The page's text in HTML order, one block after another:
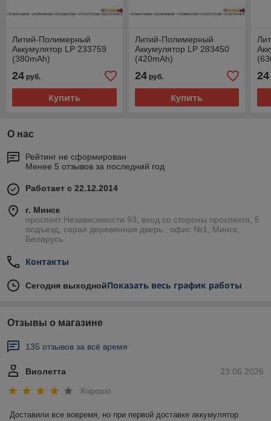
Литий-Полимерный
Аккумулятор LP 233759
(380mAh)
24 руб.
Купить
Литий-Полимерный
Аккумулятор LP 283450
(420mAh)
24руб.
Купить
24
О нас
Рейтинг не сформирован
Менее 5 отзывов за последний год
Работает с 22.12.2014
г. Минск
проспект Независимости 93, вход со стороны проспекта, 5
подъезд, серая деревянная дверь , офис №1, Минск,
Беларусь
Контакты
Сегодня выходнойПоказать весь график работы
Отзывы о магазине
135 отзывов за всё время
23.06.2026
Виолетта
Хорошо
Доставили все вовремя, но при первой доставке аккумулятор